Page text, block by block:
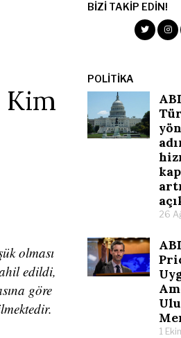
olması
edildi,
göre
BIZI TAKIP EDIN!
POLITIKA
26
1